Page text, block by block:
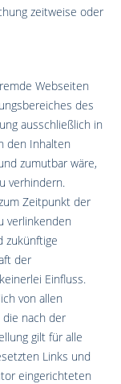
zeitweise oder
Webseiten
des
ausschließlich in
den Inhalten
zumutbar wäre,
verhindern.
Zeitpunkt der
verlinkenden
zukünftige
der
Einfluss.
von allen
nach der
gilt für alle
Links und
eingerichteten